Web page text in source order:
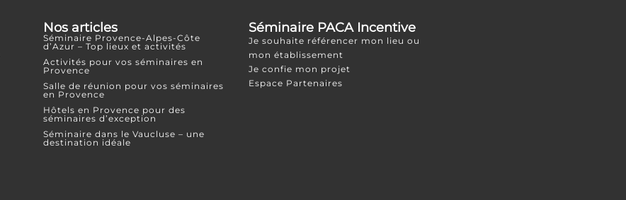
Nos articles
Séminaire Provence-Alpes-Côte
d’Azur – Top lieux et activités
Activités pour vos séminaires en
Provence
Salle de réunion pour vos séminaires
en Provence
Hôtels en Provence pour des
séminaires d’exception
Séminaire dans le Vaucluse – une
destination idéale
Séminaire PACA Incentive
Je souhaite référencer mon lieu ou
mon établissement
Je confie mon projet
Espace Partenaires